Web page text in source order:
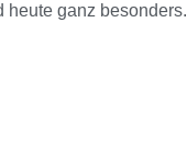
heute ganz besonders.